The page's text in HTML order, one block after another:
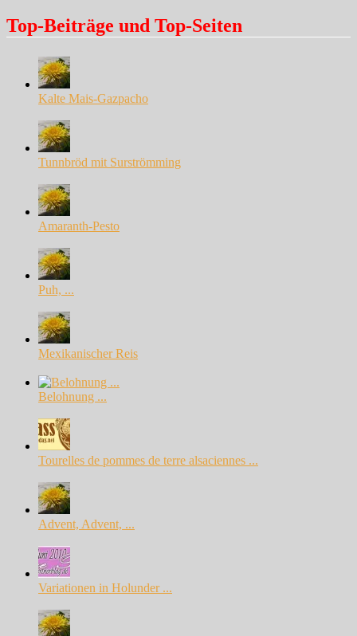
Top-Beiträge und Top-Seiten
Kalte Mais-Gazpacho
Tunnbröd mit Surströmming
Amaranth-Pesto
Puh, ...
Mexikanischer Reis
Belohnung ...
Tourelles de pommes de terre alsaciennes ...
Advent, Advent, ...
Variationen in Holunder ...